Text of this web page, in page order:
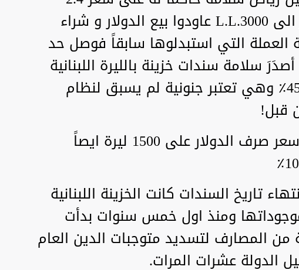
وعندما ارتفع سعر الدولار الى 3000.L.L عاودوا بيع الدولار و شراء
العملة التي استبدلوها سابقاً فوصل حد
بمعدل 1200٪ ثم أصدَرَ سلامة سندات خزينة بالليرة اللبنانية
بفائدة وصلت الى حد ال 45٪ وهي تعتبر جنونية لم يسبق لنظام
قبل!
وبعد تثبيت السندات ثبت سعر صرف الدولار على 1500 ليرة ايصاً
تاريخ السندات كانت الخزينة اللبنانية
90٪ من موجوداتها ومنذ اول خمس سنوات بدأت
من المصارف لتسديد متوجبات الدين العام
الدولة عشرات المرات.